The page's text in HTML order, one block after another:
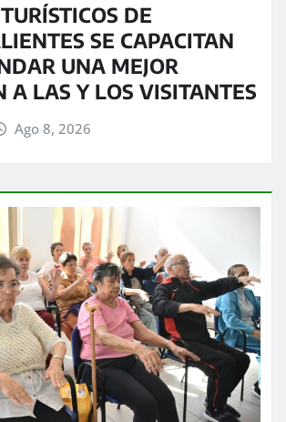
DE
SE CAPACITAN
UNA MEJOR
A LAS Y LOS VISITANTES
Ago 8, 2026